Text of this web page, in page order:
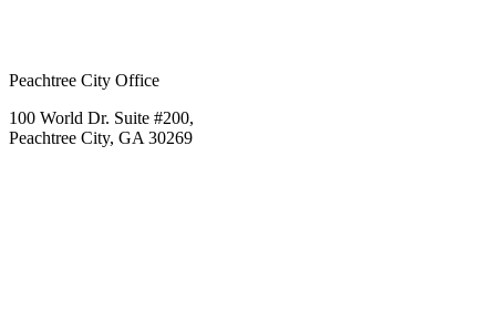
Peachtree City Office
100 World Dr. Suite #200,
Peachtree City, GA 30269